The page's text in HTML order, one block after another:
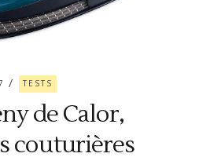
TESTS
de Calor,
couturières